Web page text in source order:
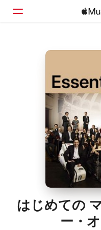
ホーム
検索
はじめての
ー・